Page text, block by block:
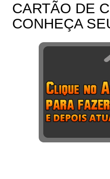
CARTÃO DE
CONHEÇA